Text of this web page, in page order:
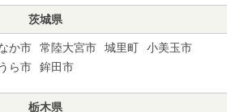
茨城県
か市 常陸大宮市 城里町
小美玉市
ら市 鉾田市
栃木県